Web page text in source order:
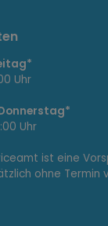
Uhr
Uhr
ist eine
ohne Termin